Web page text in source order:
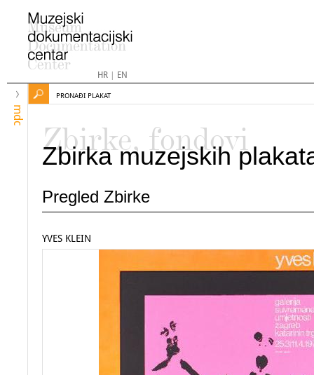
HR| EN
mdc
PRONAĐI PLAKAT
Zbirke, fondovi
Zbirka muzejskih
Pregled Zbirke
YVES KLEIN